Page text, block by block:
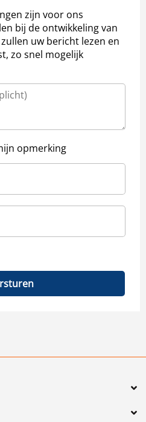
zijn voor ons
bij de ontwikkeling van
uw bericht lezen en
zo snel mogelijk
opmerking